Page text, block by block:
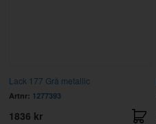
Lack 177 Grå metallic
Artnr: 1277393
1836 kr